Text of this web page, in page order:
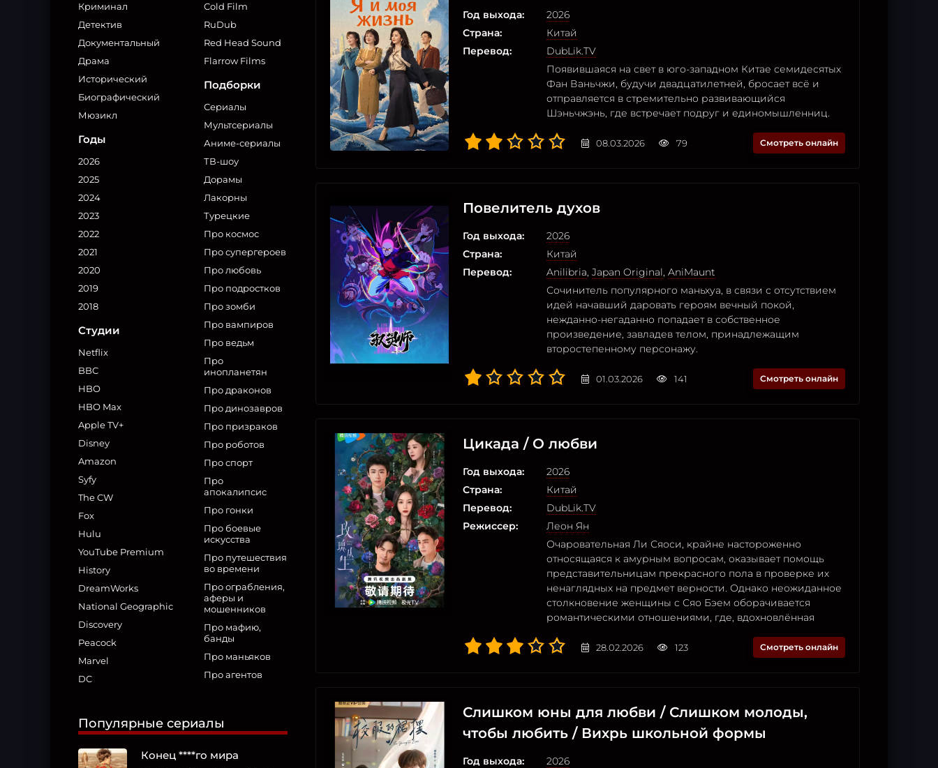
Криминал
Детектив
Документальный
Драма
Исторический
Биографический
Мюзикл
Годы
2026
2025
2024
2023
2022
2021
2020
2019
2018
Студии
Netflix
BBC
HBO
HBO Max
Apple TV+
Disney
Amazon
Syfy
The CW
Fox
Hulu
YouTube Premium
History
DreamWorks
National Geographic
Discovery
Peacock
Marvel
DC
Cold Film
RuDub
Red Head Sound
Flarrow Films
Подборки
Сериалы
Мультсериалы
Аниме-сериалы
ТВ-шоу
Дорамы
Лакорны
Турецкие
Про космос
Про супергероев
Про любовь
Про подростков
Про зомби
Про вампиров
Про ведьм
Про
инопланетян
Про драконов
Про динозавров
Про призраков
Про роботов
Про спорт
Про
апокалипсис
Про гонки
Про боевые
искусства
Про путешествия
во времени
Про ограбления,
аферы и
мошенников
Про мафию,
банды
Про маньяков
Про агентов
Популярные сериалы
Конец ****го мира
Год выхода:
2026
Страна:
Китай
Перевод:
DubLik.TV
Появившаяся на свет в юго-западном Китае семидесятых
Фан Ваньчжи, будучи двадцатилетней, бросает всё и
отправляется в стремительно развивающийся
Шэньчжэнь, где встречает подруг и единомышленниц.
08.03.2026 79 Смотреть онлайн
Повелитель духов
Год выхода:
2026
Страна:
Китай
Перевод:
Anilibria, Japan Original, AniMaunt
Сочинитель популярного маньхуа, в связи с отсутствием
идей начавший даровать героям вечный покой,
нежданно-негаданно попадает в собственное
произведение, завладев телом, принадлежащим
второстепенному персонажу.
01.03.2026 141 Смотреть онлайн
Цикада / О любви
Год выхода:
2026
Страна:
Китай
Перевод:
DubLik.TV
Режиссер:
Леон Ян
Очаровательная Ли Сяоси, крайне настороженно
относящаяся к амурным вопросам, оказывает помощь
представительницам прекрасного пола в проверке их
ненаглядных на предмет верности. Однако неожиданное
столкновение женщины с Сяо Бэем оборачивается
романтическими отношениями, где, вдохновлённая
28.02.2026 123 Смотреть онлайн
Слишком юны для любви / Слишком молоды,
чтобы любить / Вихрь школьной формы
Год выхода:
2026